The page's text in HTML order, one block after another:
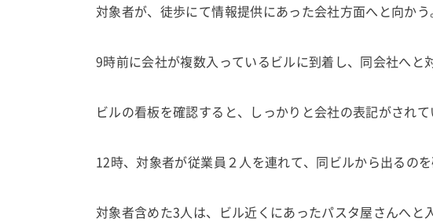
対象者が、徒歩にて情報提供にあった会社方面へと向かう
9時前に会社が複数入っているビルに到着し、同会社へと
ビルの看板を確認すると、しっかりと会社の表記がされて
12時、対象者が従業員２人を連れて、同ビルから出るのを
対象者含めた3人は、ビル近くにあったパスタ屋さんへと